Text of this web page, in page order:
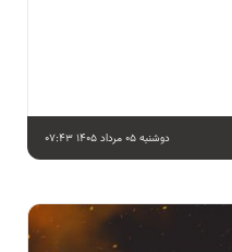
دوشنبه 05 مرداد 1405 07:43